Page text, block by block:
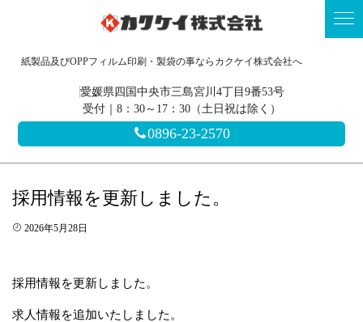
紙製品及びOPPフィルム印刷・製袋の事ならカクケイ株式会社へ
愛媛県四国中央市三島宮川4丁目9番53号
受付｜8：30～17：30（土日祝は除く）
0896-23-2570
採用情報を更新しました。
2026年5月28日
採用情報を更新しました。
求人情報を追加いたしました。